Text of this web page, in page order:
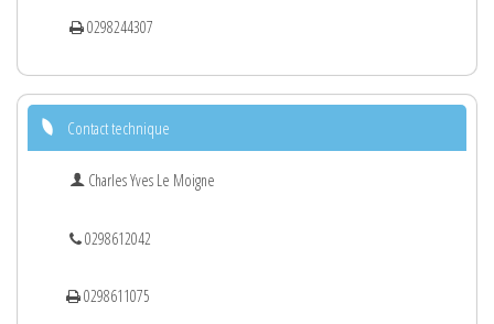
0298244307
Contact technique
Charles Yves Le Moigne
0298612042
0298611075